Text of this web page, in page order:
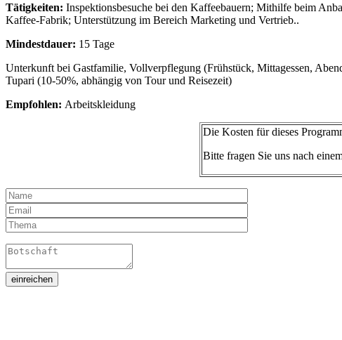
Tätigkeiten: Inspektionsbesuche bei den Kaffeebauern; Mithilfe beim
Kaffee-Fabrik; Unterstützung im Bereich Marketing und Vertrieb..
Mindestdauer: 15 Tage
Unterkunft bei Gastfamilie, Vollverpflegung (Frühstück, Mittagessen,
Tupari (10-50%, abhängig von Tour und Reisezeit)
Empfohlen: Arbeitskleidung
Die Kosten für dieses
Bitte fragen Sie uns nach
einreichen